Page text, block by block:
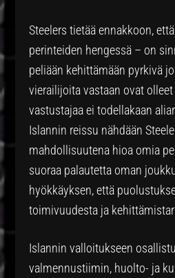
Steelers tietää ennakkoon,
perinteiden hengessä – on
peliään kehittämään pyrkivä
vierailijoita vastaan ovat
vastustajaa ei todellakaan
Islannin reissu nähdään
mahdollisuutena hioa omia
suoraa palautetta oman
hyökkäyksen, että
toimivuudesta ja
Islannin valloitukseen
valmennustiimin, huolto- ja